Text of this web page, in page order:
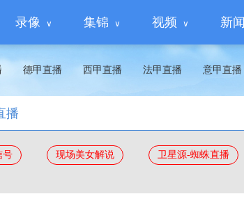
录像 集锦 视频 新闻
德甲直播 西甲直播 法甲直播 意甲直播
播
号 现场美女解说 卫星源-蜘蛛直播